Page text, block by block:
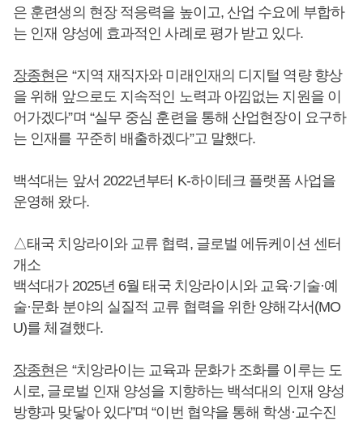
은 훈련생의 현장 적응력을 높이고, 산업 수요에 부합하
는 인재 양성에 효과적인 사례로 평가 받고 있다.
장종현은 “지역 재직자와 미래인재의 디지털 역량 향상
을 위해 앞으로도 지속적인 노력과 아낌없는 지원을 이
어가겠다”며 “실무 중심 훈련을 통해 산업현장이 요구하
는 인재를 꾸준히 배출하겠다”고 말했다.
백석대는 앞서 2022년부터 K-하이테크 플랫폼 사업을
운영해 왔다.
△태국 치앙라이와 교류 협력, 글로벌 에듀케이션 센터
개소
백석대가 2025년 6월 태국 치앙라이시와 교육·기술·예
술·문화 분야의 실질적 교류 협력을 위한 양해각서(MO
U)를 체결했다.
장종현은 “치앙라이는 교육과 문화가 조화를 이루는 도
시로, 글로벌 인재 양성을 지향하는 백석대의 인재 양성
방향과 맞닿아 있다”며 “이번 협약을 통해 학생·교수진